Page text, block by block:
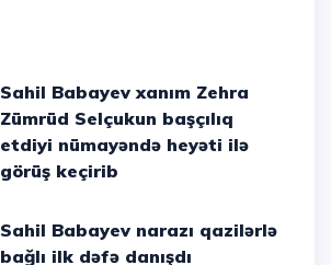
Sahil Babayev xanım Zehra
Zümrüd Selçukun başçılıq
etdiyi nümayəndə heyəti ilə
görüş keçirib
Sahil Babayev narazı qazilərlə
bağlı ilk dəfə danışdı